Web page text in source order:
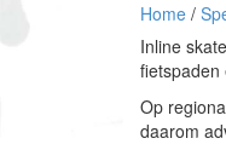
Home /
Inline
fietspaden
Op
daarom